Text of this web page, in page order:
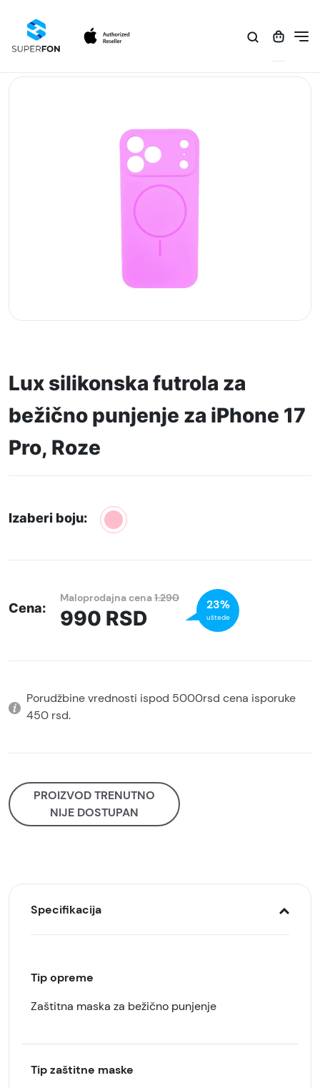
Lux silikonska futrola za
bežično punjenje za iPhone 17
Pro, Roze
Izaberi boju:
Cena:
Maloprodajna cena1.290
990 RSD
23%
uštede
Porudžbine vrednosti ispod 5000rsd cena isporuke
450 rsd.
PROIZVOD TRENUTNO
NIJE DOSTUPAN
Specifikacija
Tip opreme
Zaštitna maska za bežično punjenje
Tip zaštitne maske